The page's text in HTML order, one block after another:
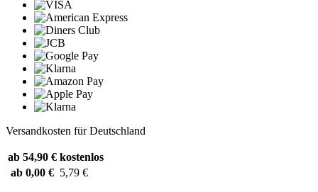
Versandkosten für Deutschland
ab 54,90 € kostenlos
ab 0,00 € 5,79 €